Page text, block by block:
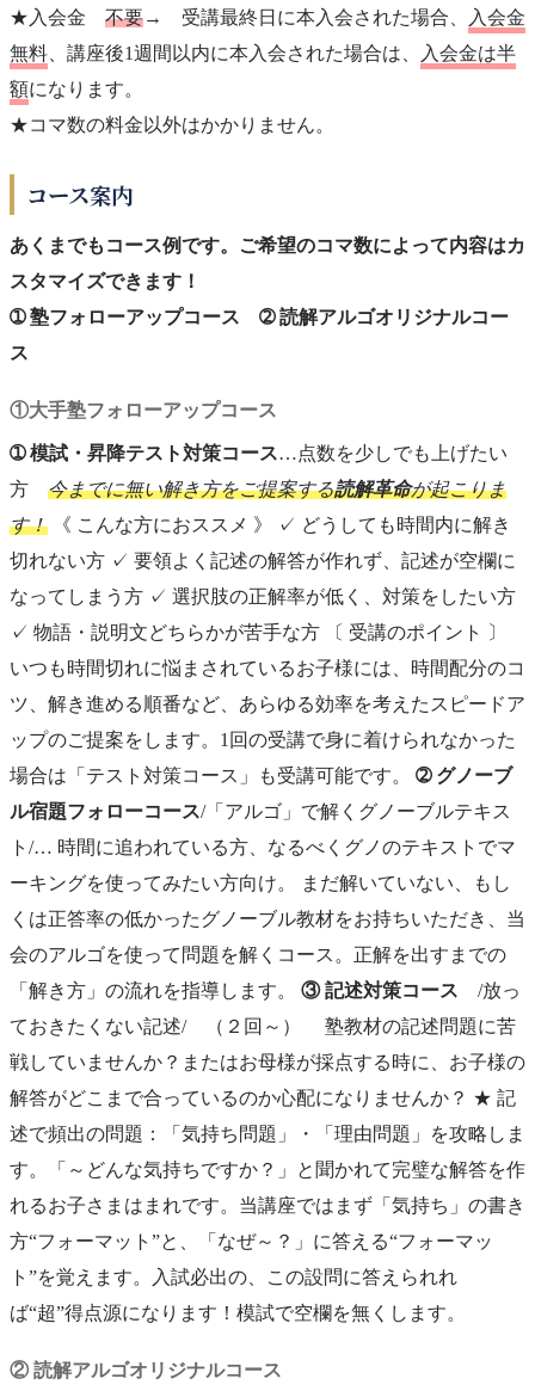
★入会金 不要→ 受講最終日に本入会された場合、
入会金
無料、講座後1週間以内に本入会された場合は、
入会金は半
額になります。
★コマ数の料金以外はかかりません。
コース案内
あくまでもコース例です。ご希望のコマ数によって内容はカ
スタマイズできます！
➀ 塾フォローアップコース ➁ 読解アルゴオリジナルコー
ス
①大手塾フォローアップコース
➀ 模試・昇降テスト対策コース…点数を少しでも上げたい
方 今までに無い解き方をご提案する読解革命が起こりま
す！ 《 こんな方におススメ 》 ✓ どうしても時間内に解き
切れない方 ✓ 要領よく記述の解答が作れず、記述が空欄に
なってしまう方 ✓ 選択肢の正解率が低く、対策をしたい方
✓ 物語・説明文どちらかが苦手な方 〔 受講のポイント 〕
いつも時間切れに悩まされているお子様には、時間配分のコ
ツ、解き進める順番など、あらゆる効率を考えたスピードア
ップのご提案をします。1回の受講で身に着けられなかった
場合は「テスト対策コース」も受講可能です。 ➁ グノーブ
ル宿題フォローコース/「アルゴ」で解くグノーブルテキス
ト/… 時間に追われている方、なるべくグノのテキストでマ
ーキングを使ってみたい方向け。 まだ解いていない、もし
くは正答率の低かったグノーブル教材をお持ちいただき、当
会のアルゴを使って問題を解くコース。正解を出すまでの
「解き方」の流れを指導します。 ③ 記述対策コース /放っ
ておきたくない記述/ （２回～） 塾教材の記述問題に苦
戦していませんか？またはお母様が採点する時に、お子様の
解答がどこまで合っているのか心配になりませんか？ ★ 記
述で頻出の問題：「気持ち問題」・「理由問題」を攻略しま
す。「～どんな気持ちですか？」と聞かれて完璧な解答を作
れるお子さまはまれです。当講座ではまず「気持ち」の書き
方“フォーマット”と、「なぜ～？」に答える“フォーマッ
ト”を覚えます。入試必出の、この設問に答えられれ
ば“超”得点源になります！模試で空欄を無くします。
② 読解アルゴオリジナルコース